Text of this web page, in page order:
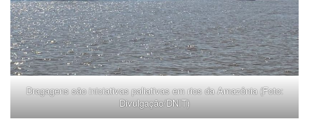
Dragagens são iniciativas paliativas em rios da Amazônia (Foto:
Divulgação/DNIT)